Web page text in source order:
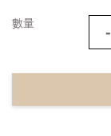
數量 -